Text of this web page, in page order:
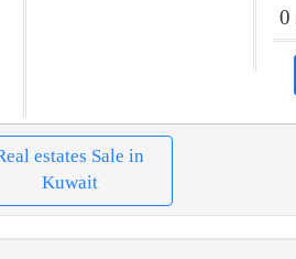
0
estates Sale in
Kuwait